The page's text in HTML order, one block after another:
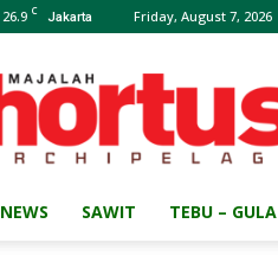
26.9 C Jakarta Friday, August 7, 2026
Majalah
HORTUS
Archipelago
NEWS SAWIT TEBU – GULA